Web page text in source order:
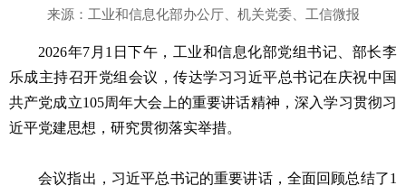
来源：工业和信息化部办公厅、机关党委、工信微报
2026年7月1日下午，工业和信息化部党组书记、部长李
乐成主持召开党组会议，传达学习习近平总书记在庆祝中国
共产党成立105周年大会上的重要讲话精神，深入学习贯彻习
近平党建思想，研究贯彻落实举措。
会议指出，习近平总书记的重要讲话，全面回顾总结了1